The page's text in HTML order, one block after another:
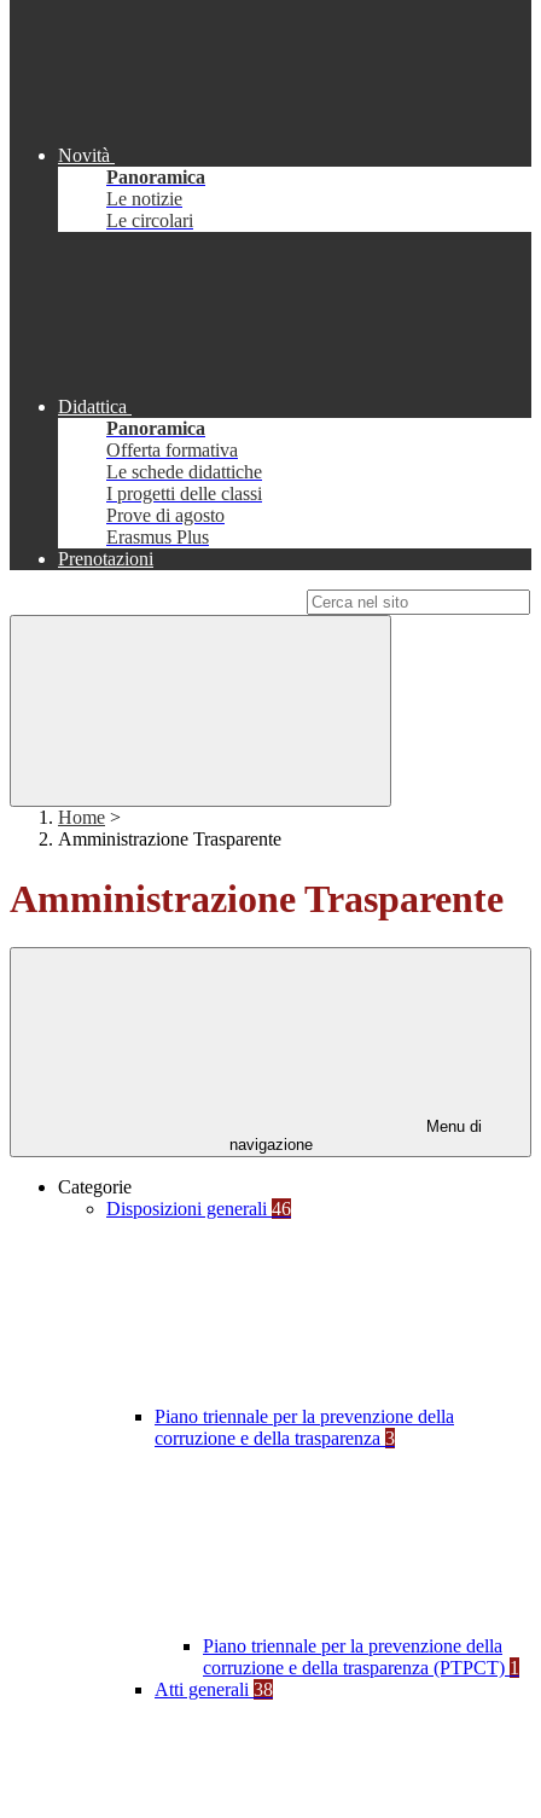
Novità
Panoramica
Le notizie
Le circolari
Didattica
Panoramica
Offerta formativa
Le schede didattiche
I progetti delle classi
Prove di agosto
Erasmus Plus
Prenotazioni
Home >
Amministrazione Trasparente
Amministrazione Trasparente
Menu di
navigazione
Categorie
Disposizioni generali 46
Piano triennale per la prevenzione della
corruzione e della trasparenza 3
Piano triennale per la prevenzione della
corruzione e della trasparenza (PTPCT) 1
Atti generali 38